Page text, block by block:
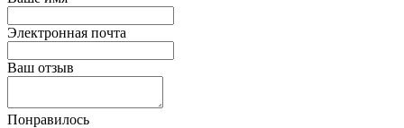
Электронная почта
Ваш отзыв
Понравилось